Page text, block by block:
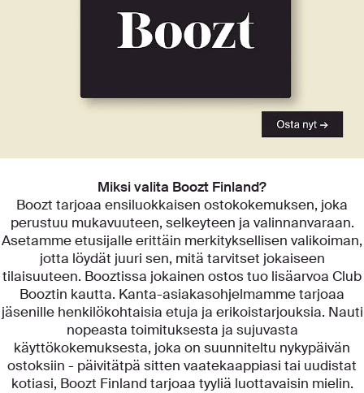
Miksi valita Boozt Finland?
Boozt tarjoaa ensiluokkaisen ostokokemuksen, joka
perustuu mukavuuteen, selkeyteen ja valinnanvaraan.
Asetamme etusijalle erittäin merkityksellisen valikoiman,
jotta löydät juuri sen, mitä tarvitset jokaiseen
tilaisuuteen. Booztissa jokainen ostos tuo lisäarvoa Club
Booztin kautta. Kanta-asiakasohjelmamme tarjoaa
jäsenille henkilökohtaisia etuja ja erikoistarjouksia. Nauti
nopeasta toimituksesta ja sujuvasta
käyttökokemuksesta, joka on suunniteltu nykypäivän
ostoksiin - päivitätpä sitten vaatekaappiasi tai uudistat
kotiasi, Boozt Finland tarjoaa tyyliä luottavaisin mielin.